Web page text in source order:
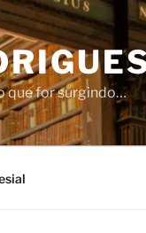
que for surgindo…